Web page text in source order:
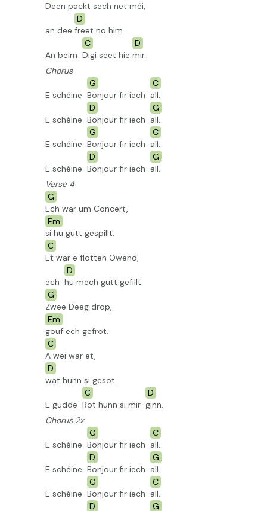
Deen packt sech net méi,
an dee
D
freet no him.
An beim
C
Digi seet hie
D
mir.
Chorus
E schéine
G
Bonjour fir iech
C
all.
E schéine
D
Bonjour fir iech
G
all.
E schéine
G
Bonjour fir iech
C
all.
E schéine
D
Bonjour fir iech
G
all.
Verse 4
G
Ech war um Concert,
Em
si hu gutt gespillt.
C
Et war e flotten Owend,
ech
D
hu mech gutt gefillt.
G
Zwee Deeg drop,
Em
gouf ech gefrot.
C
A wei war et,
D
wat hunn si gesot.
E gudde
C
Rot hunn si mir
D
ginn.
Chorus 2x
E schéine
G
Bonjour fir iech
C
all.
E schéine
D
Bonjour fir iech
G
all.
E schéine
G
Bonjour fir iech
C
all.
D
G